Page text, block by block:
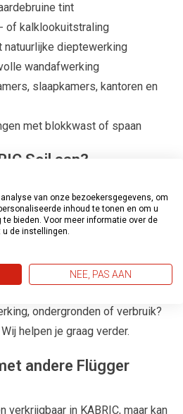
tint
of kalklookuitstraling
natuurlijke dieptewerking
wandafwerking
slaapkamers, kantoren en
met blokkwast of spaan
Soil aan?
te verwerken, ook
Je brengt de verf aan met
werkt in overlappende
de kenmerkende structuur
geeft.
ondergronden of verbruik?
helpen je graag verder.
andere Flügger
verkrijgbaar in KABRIC, maar kan
van onze bezoekersgegevens, om
inhoud te tonen en om u
bieden. Voor meer informatie over de
de instellingen.
NEE, PAS AAN